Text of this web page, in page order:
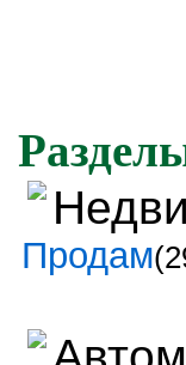
Продам